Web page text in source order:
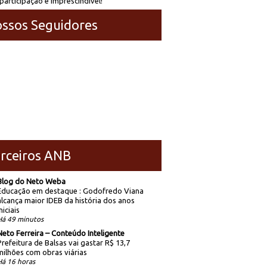
Seguidores
ANB
do Neto Weba
em destaque : Godofredo Viana
maior IDEB da história dos anos
49 minutos
Ferreira – Conteúdo Inteligente
de Balsas vai gastar R$ 13,7
com obras viárias
16 horas